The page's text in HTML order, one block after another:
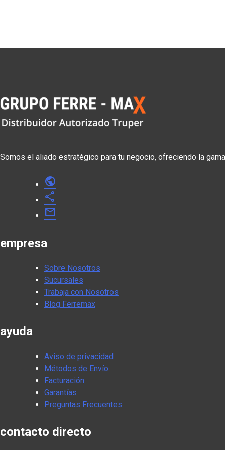
Somos el aliado estratégico para tu negocio, ofreciendo la
public
share
mail
empresa
Sobre Nosotros
Sucursales
Trabaja con Nosotros
Blog Ferremax
ayuda
Aviso de privacidad
Métodos de Envío
Facturación
Garantías
Preguntas Frecuentes
contacto directo